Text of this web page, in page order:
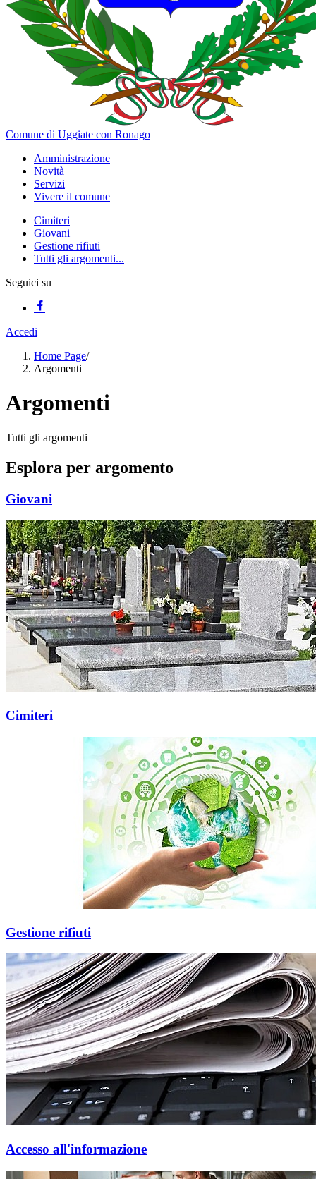
Comune di Uggiate con Ronago
Amministrazione
Novità
Servizi
Vivere il comune
Cimiteri
Giovani
Gestione rifiuti
Tutti gli argomenti...
Seguici su
Accedi
Home Page/
Argomenti
Argomenti
Tutti gli argomenti
Esplora per argomento
Giovani
Cimiteri
Gestione rifiuti
Accesso all'informazione